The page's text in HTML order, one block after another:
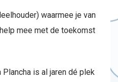
waarmee je van
mee met de toekomst
is al jaren dé plek